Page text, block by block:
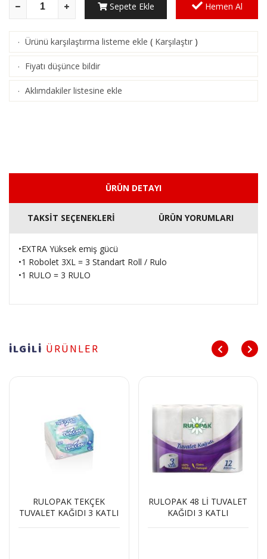
Sepete Ekle Hemen Al
· Ürünü karşılaştırma listeme ekle ( Karşılaştır )
· Fiyatı düşünce bildir
· Aklımdakiler listesine ekle
ÜRÜN DETAYI
TAKSİT SEÇENEKLERİ ÜRÜN YORUMLARI
•EXTRA Yüksek emiş gücü
•1 Robolet 3XL = 3 Standart Roll / Rulo
•1 RULO = 3 RULO
İLGİLİ ÜRÜNLER
RULOPAK TEKÇEK
TUVALET KAĞIDI 3 KATLI
RULOPAK 48 Lİ TUVALET
KAĞIDI 3 KATLI